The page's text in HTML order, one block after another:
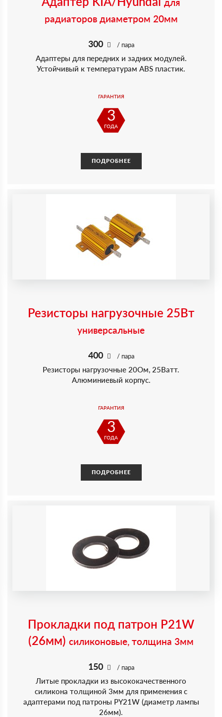
радиаторов диаметром 20мм
300 / пара
Адаптеры для передних и задних модулей.
Устойчивый к температурам ABS пластик.
ГАРАНТИЯ
3
ГОДА
ПОДРОБНЕЕ
Резисторы нагрузочные 25Вт
универсальные
400 / пара
Резисторы нагрузочные 20Ом, 25Ватт.
Алюминиевый корпус.
ГАРАНТИЯ
3
ГОДА
ПОДРОБНЕЕ
Прокладки под патрон P21W
(26мм) силиконовые, толщина 3мм
150 / пара
Литые прокладки из высококачественного
силикона толщиной 3мм для применения с
адаптерами под патроны PY21W (диаметр лампы
26мм).